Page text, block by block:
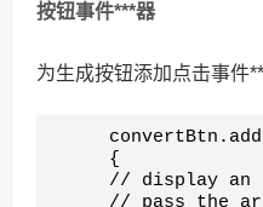
按钮事件***器
为生成按钮添加点击事件
{
// display an
// pass the